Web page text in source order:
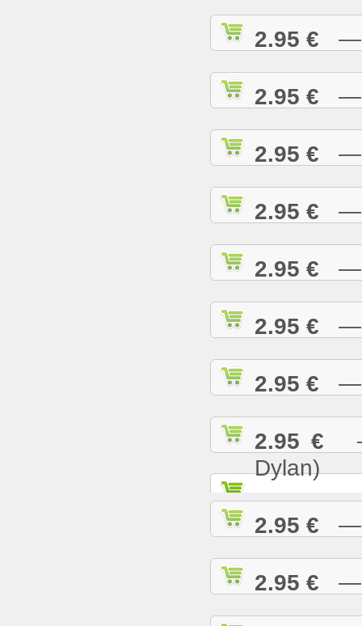
2.95 € —
2.95 € —
2.95 € —
2.95 € —
2.95 € —
2.95 € —
2.95 € —
2.95 € —
Dylan)
2.95 € —
2.95 € —